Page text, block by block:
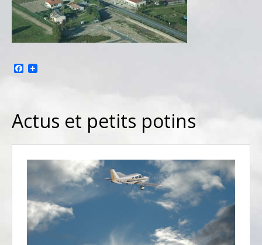
Facebook
Actus et petits potins